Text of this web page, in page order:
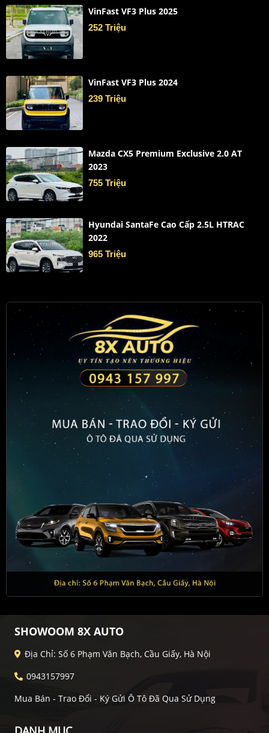
VinFast VF3 Plus 2025
252 Triệu
VinFast VF3 Plus 2024
239 Triệu
Mazda CX5 Premium Exclusive 2.0 AT
2023
755 Triệu
Hyundai SantaFe Cao Cấp 2.5L HTRAC
2022
965 Triệu
SHOWOOM 8X AUTO
Địa Chỉ: Số 6 Phạm Văn Bạch, Cầu Giấy, Hà Nội
0943157997
Mua Bán - Trao Đổi - Ký Gửi Ô Tô Đã Qua Sử Dụng